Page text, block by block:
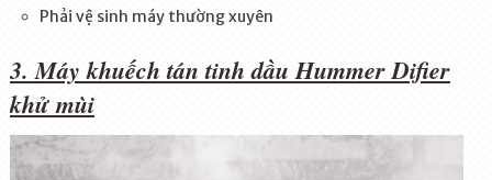
Phải vệ sinh máy thường xuyên
3. Máy khuếch tán tinh dầu Hummer Difier
khử mùi